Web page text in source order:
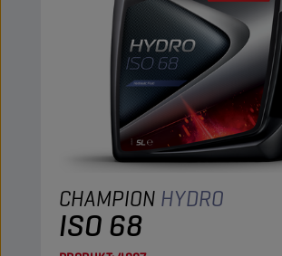
CHAMPION HYDRO
ISO 68